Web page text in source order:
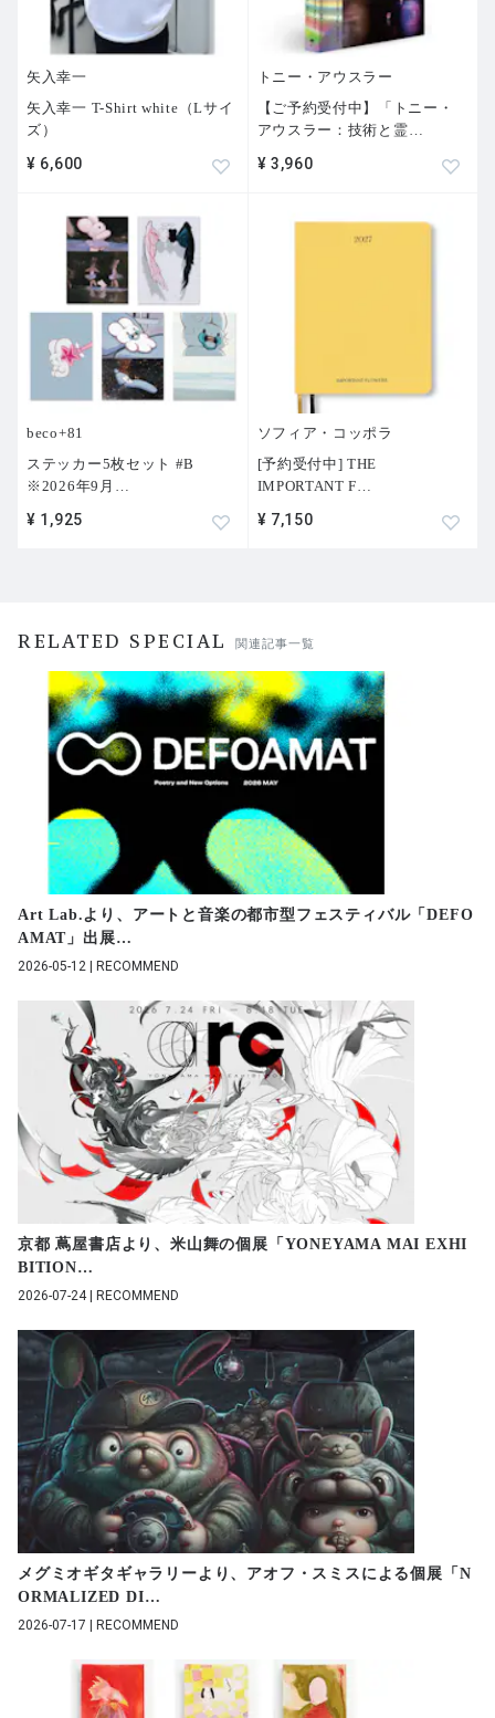
矢入幸一
矢入幸一 T-Shirt white（Lサイ
ズ）
¥ 6,600
トニー・アウスラー
【ご予約受付中】「トニー・
アウスラー：技術と霊
¥ 3,960
beco+81
ステッカー5枚セット #B
※2026年9月 …
¥ 1,925
ソフィア・コッポラ
[予約受付中] THE
IMPORTANT F…
¥ 7,150
RELATED SPECIAL 関連記事一覧
Art Lab.より、アートと音楽の都市型フェスティバル「DEFO
AMAT」出展…
2026-05-12 | RECOMMEND
京都 蔦屋書店より、米山舞の個展「YONEYAMA MAI EXHI
BITION…
2026-07-24 | RECOMMEND
メグミオギタギャラリーより、アオフ・スミスによる個展「N
ORMALIZED DI…
2026-07-17 | RECOMMEND